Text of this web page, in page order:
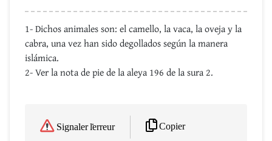
1- Dichos animales son: el camello, la vaca, la oveja y la
cabra, una vez han sido degollados según la manera
islámica.
2- Ver la nota de pie de la aleya 196 de la sura 2.
Signaler l'erreur Copier